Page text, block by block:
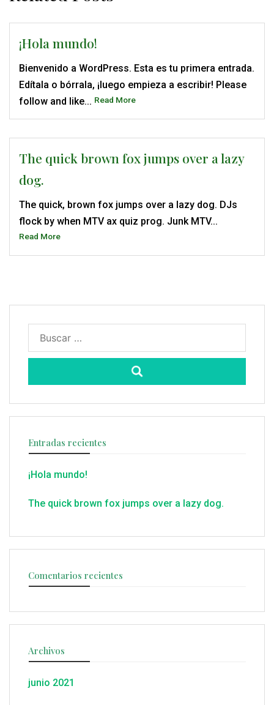
¡Hola mundo!
Bienvenido a WordPress. Esta es tu primera entrada.
Edítala o bórrala, ¡luego empieza a escribir! Please
follow and like... Read More
The quick brown fox jumps over a lazy
dog.
The quick, brown fox jumps over a lazy dog. DJs
flock by when MTV ax quiz prog. Junk MTV...
Read More
Buscar:
Entradas recientes
¡Hola mundo!
The quick brown fox jumps over a lazy dog.
Comentarios recientes
Archivos
junio 2021